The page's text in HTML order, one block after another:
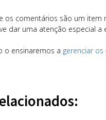
os comentários são um
dar uma atenção especial
o ensinaremos a gerenciar